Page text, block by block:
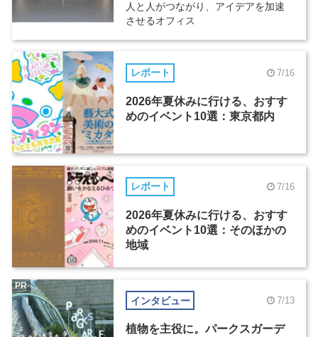
人と人がつながり、アイデアを加速
させるオフィス
レポート 7/16
2026年夏休みに行ける、おすす
めのイベント10選：東京都内
レポート 7/16
2026年夏休みに行ける、おすす
めのイベント10選：そのほかの
地域
インタビュー 7/13
植物を主役に。パークスガーデ
PR